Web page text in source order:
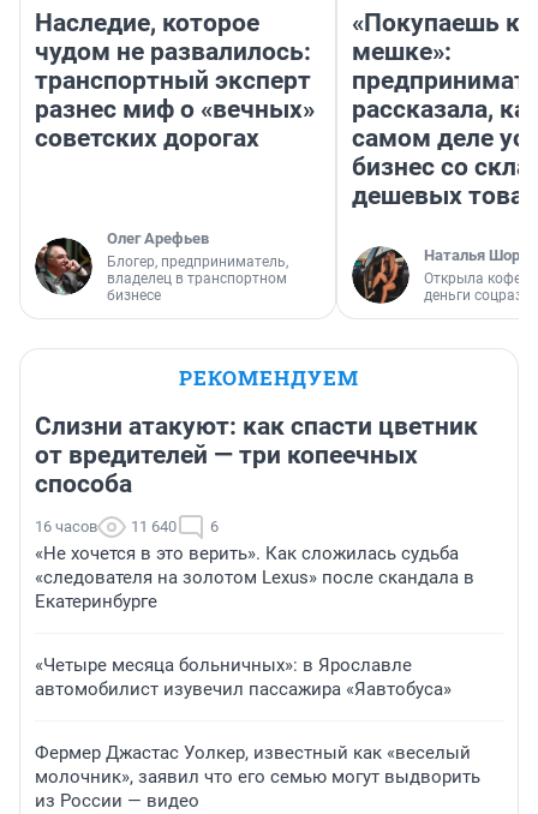
Наследие, которое
чудом не развалилось:
транспортный эксперт
разнес миф о «вечных»
советских дорогах
Олег Арефьев
Блогер, предприниматель,
владелец в транспортном
бизнесе
«Покупаешь
мешке»:
рассказала,
самом деле
бизнес со
дешевых
Наталья
Открыла
деньги
РЕКОМЕНДУЕМ
Слизни атакуют: как спасти цветник
от вредителей — три копеечных
способа
16 часов 11 640 6
«Не хочется в это верить». Как сложилась судьба
«следователя на золотом Lexus» после скандала в
Екатеринбурге
«Четыре месяца больничных»: в Ярославле
автомобилист изувечил пассажира «Яавтобуса»
Фермер Джастас Уолкер, известный как «веселый
молочник», заявил что его семью могут выдворить
из России — видео